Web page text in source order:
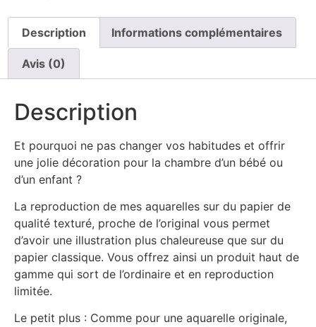
Description Informations complémentaires
Avis (0)
Description
Et pourquoi ne pas changer vos habitudes et offrir
une jolie décoration pour la chambre d’un bébé ou
d’un enfant ?
La reproduction de mes aquarelles sur du papier de
qualité texturé, proche de l’original vous permet
d’avoir une illustration plus chaleureuse que sur du
papier classique. Vous offrez ainsi un produit haut de
gamme qui sort de l’ordinaire et en reproduction
limitée.
Le petit plus : Comme pour une aquarelle originale,